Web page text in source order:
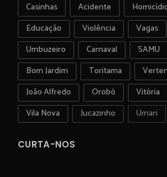
Casinhas Acidente
Educação
Violência Vagas
Umbuzeiro
Carnaval SAMU
Bom Jardim
Toritama
João Alfredo
Orobó Vitória
Vila Nova
Jucazinho Umari
CURTA-NOS